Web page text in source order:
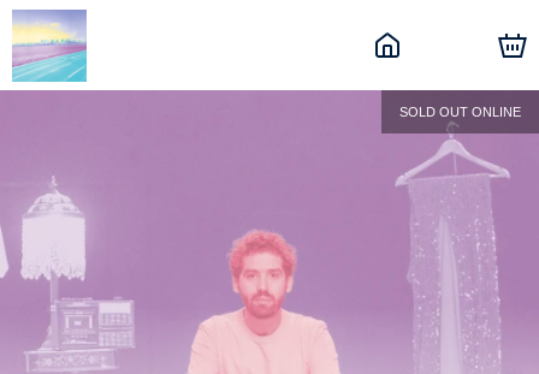
SOLD OUT ONLINE